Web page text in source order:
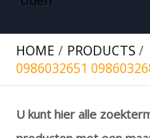
HOME
PRODUCTS
0986032651
U kunt hier alle